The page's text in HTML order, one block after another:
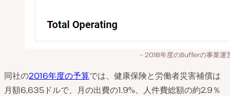
2018年度のBufferの事業運
同社の2016年度の予算では、健康保険と労働者災害補償は
月額6,635ドルで、月の出費の1.9%、人件費総額の約2.9％